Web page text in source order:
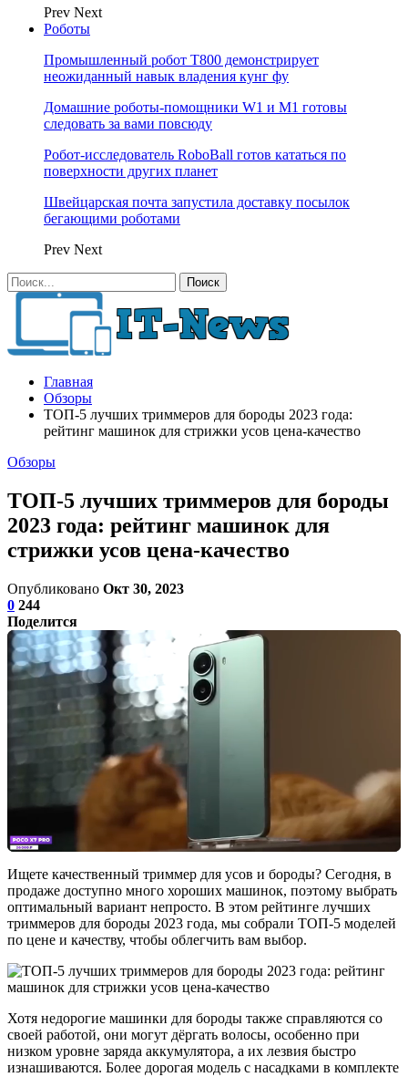
Prev Next
Роботы
Промышленный робот Т800 демонстрирует
неожиданный навык владения кунг фу
Домашние роботы-помощники W1 и M1 готовы
следовать за вами повсюду
Робот-исследователь RoboBall готов кататься по
поверхности других планет
Швейцарская почта запустила доставку посылок
бегающими роботами
Prev Next
Главная
Обзоры
ТОП-5 лучших триммеров для бороды 2023 года:
рейтинг машинок для стрижки усов цена-качество
Обзоры
ТОП-5 лучших триммеров для бороды
2023 года: рейтинг машинок для
стрижки усов цена-качество
Опубликовано Окт 30, 2023
0 244
Поделится
Ищете качественный триммер для усов и бороды? Сегодня, в
продаже доступно много хороших машинок, поэтому выбрать
оптимальный вариант непросто. В этом рейтинге лучших
триммеров для бороды 2023 года, мы собрали ТОП-5 моделей
по цене и качеству, чтобы облегчить вам выбор.
Хотя недорогие машинки для бороды также справляются со
своей работой, они могут дёргать волосы, особенно при
низком уровне заряда аккумулятора, а их лезвия быстро
изнашиваются. Более дорогая модель с насадками в комплекте